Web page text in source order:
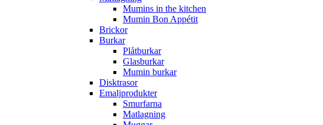
Mumins in the kitchen
Mumin Bon Appétit
Brickor
Burkar
Plåtburkar
Glasburkar
Mumin burkar
Disktrasor
Emaljprodukter
Smurfarna
Matlagning